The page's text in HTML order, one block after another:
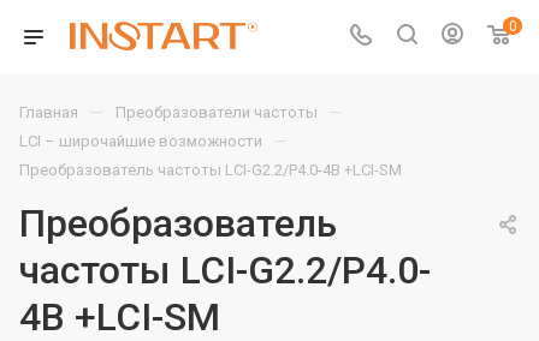
0
Главная — Преобразователи частоты —
LCI – широчайшие возможности —
Преобразователь частоты LCI-G2.2/P4.0-4B +LCI-SM
Преобразователь
частоты LCI-G2.2/P4.0-
4B +LCI-SM